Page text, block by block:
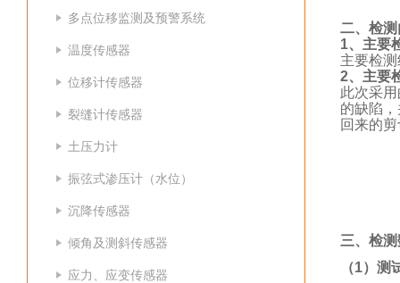
多点位移监测及预警系统
温度传感器
位移计传感器
裂缝计传感器
土压力计
振弦式渗压计（水位）
沉降传感器
倾角及测斜传感器
应力、应变传感器
二、检
1、主要
主要检
2、主要
此次采
的缺陷
回来的
三、检
（1）测